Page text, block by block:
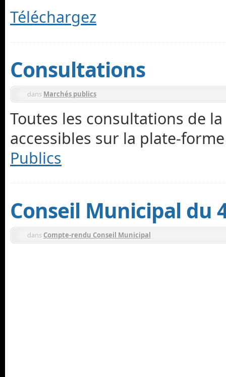
Téléchargez
Consultations
dans Marchés publics
Toutes les consultations de
accessibles sur la plate-
Publics
Conseil Municipal du
dans Compte-rendu Conseil Municipal